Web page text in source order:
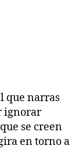
que narras
ignorar
se creen
en torno a